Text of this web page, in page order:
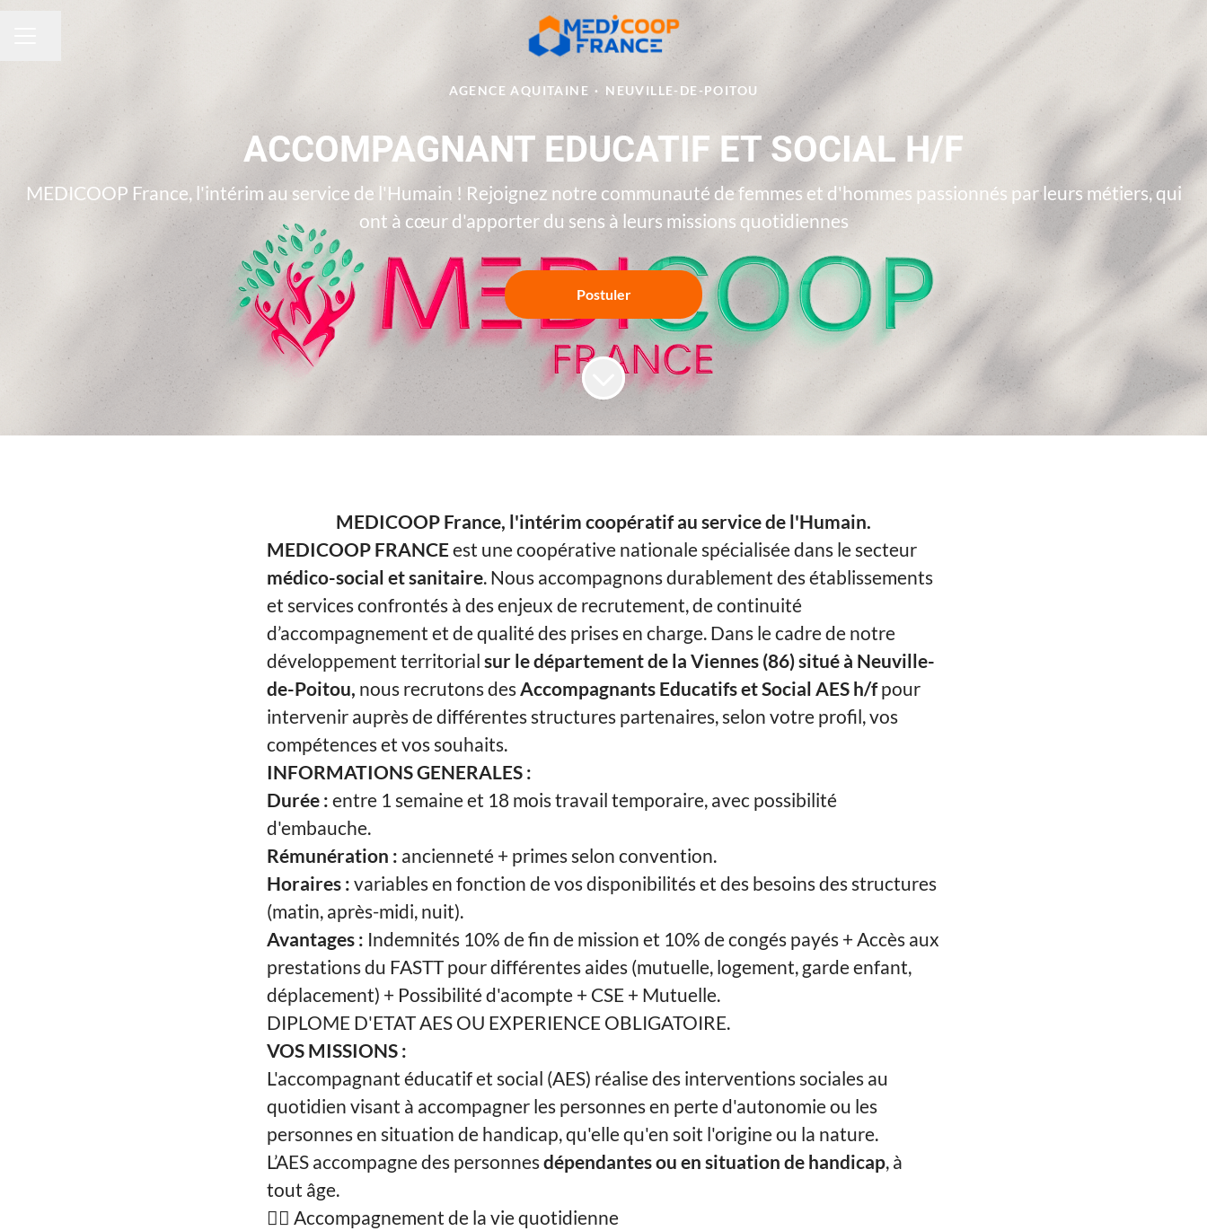
AGENCE AQUITAINE · NEUVILLE-DE-POITOU
ACCOMPAGNANT EDUCATIF ET SOCIAL H/F
MEDICOOP France, l'intérim au service de l'Humain ! Rejoignez notre communauté de femmes et d'hommes passionnés par leurs métiers, qui
ont à cœur d'apporter du sens à leurs missions quotidiennes
Postuler
MEDICOOP France, l'intérim coopératif au service de l'Humain.
MEDICOOP FRANCEest une coopérative nationale spécialisée dans le secteur
médico-social et sanitaire. Nous accompagnons durablement des établissements
et services confrontés à des enjeux de recrutement, de continuité
d’accompagnement et de qualité des prises en charge. Dans le cadre de notre
développement territorial sur le département de la Viennes (86) situé à Neuville-
de-Poitou, nous recrutons desAccompagnants Educatifs et Social AES h/fpour
intervenir auprès de différentes structures partenaires, selon votre profil, vos
compétences et vos souhaits.
INFORMATIONS GENERALES :
Durée : entre 1 semaine et 18 mois travail temporaire, avec possibilité
d'embauche.
Rémunération : ancienneté + primes selon convention.
Horaires : variables en fonction de vos disponibilités et des besoins des structures
(matin, après-midi, nuit).
Avantages : Indemnités 10% de fin de mission et 10% de congés payés + Accès aux
prestations du FASTT pour différentes aides (mutuelle, logement, garde enfant,
déplacement) + Possibilité d'acompte + CSE + Mutuelle.
DIPLOME D'ETAT AES OU EXPERIENCE OBLIGATOIRE.
VOS MISSIONS :
L'accompagnant éducatif et social (AES) réalise des interventions sociales au
quotidien visant à accompagner les personnes en perte d'autonomie ou les
personnes en situation de handicap, qu'elle qu'en soit l'origine ou la nature.
L’AES accompagne des personnesdépendantes ou en situation de handicap, à
tout âge.
🧍‍♀️ Accompagnement de la vie quotidienne